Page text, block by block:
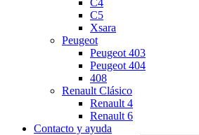
C4
C5
Xsara
Peugeot
Peugeot 403
Peugeot 404
408
Renault Clásico
Renault 4
Renault 6
Contacto y ayuda